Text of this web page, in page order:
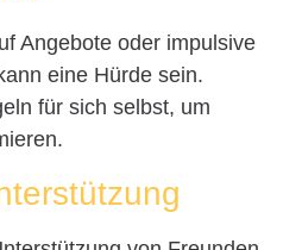
Angebote oder impulsive
eine Hürde sein.
für sich selbst, um